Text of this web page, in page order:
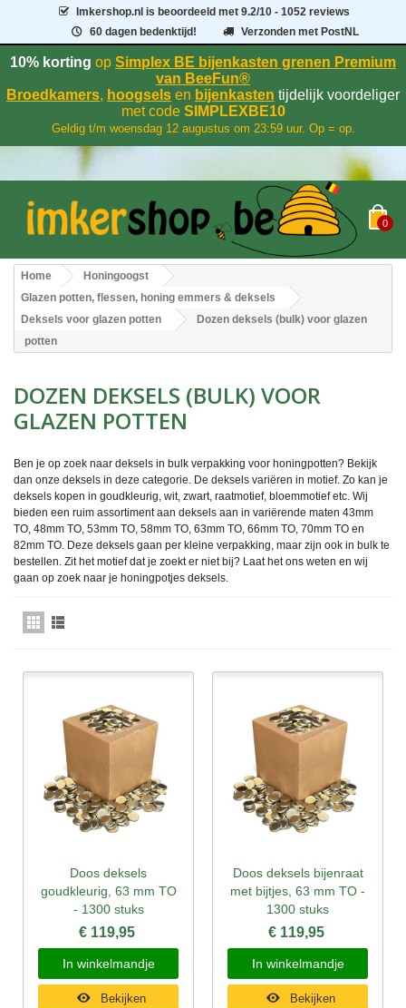
Imkershop.nl is beoordeeld met9.2/10 - 1052 reviews
60 dagen bedenktijd!
Verzonden met PostNL
10% korting op Simplex BE bijenkasten grenen Premium
van BeeFun®
Broedkamers, hoogsels en bijenkasten tijdelijk voordeliger
met codeSIMPLEXBE10
Geldig t/m woensdag 12 augustus om 23:59 uur. Op = op.
0
Home
Honingoogst
Glazen potten, flessen, honing emmers & deksels
Deksels voor glazen potten
Dozen deksels (bulk) voor glazen
potten
DOZEN DEKSELS (BULK) VOOR
GLAZEN POTTEN
Ben je op zoek naar deksels in bulk verpakking voor honingpotten? Bekijk
dan onze deksels in deze categorie. De deksels variëren in motief. Zo kan je
deksels kopen in goudkleurig, wit, zwart, raatmotief, bloemmotief etc. Wij
bieden een ruim assortiment aan deksels aan in variërende maten 43mm
TO, 48mm TO, 53mm TO, 58mm TO, 63mm TO, 66mm TO, 70mm TO en
82mm TO. Deze deksels gaan per kleine verpakking, maar zijn ook in bulk te
bestellen. Zit het motief dat je zoekt er niet bij? Laat het ons weten en wij
gaan op zoek naar je honingpotjes deksels.
Doos deksels
goudkleurig, 63 mm TO
- 1300 stuks
€ 119,95
In winkelmandje
Bekijken
Doos deksels bijenraat
met bijtjes, 63 mm TO -
1300 stuks
€ 119,95
In winkelmandje
Bekijken